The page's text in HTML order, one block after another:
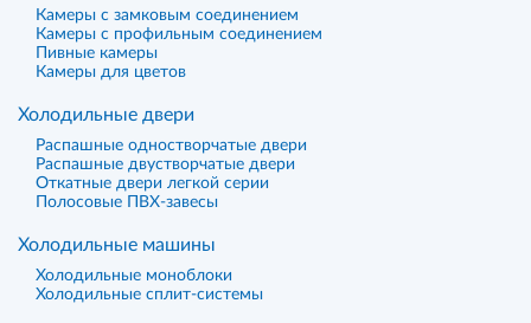
Камеры с замковым соединением
Камеры с профильным соединением
Пивные камеры
Камеры для цветов
Холодильные двери
Распашные одностворчатые двери
Распашные двустворчатые двери
Откатные двери легкой серии
Полосовые ПВХ-завесы
Холодильные машины
Холодильные моноблоки
Холодильные сплит-системы